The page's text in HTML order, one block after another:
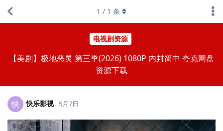
电视剧资源
【美剧】极地恶灵 第三季(2026) 1080P 内封简中 夸克网盘
资源下载
1 / 1 条
快 快乐影视 5月7日